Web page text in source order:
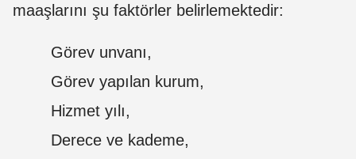
maaşlarını şu faktörler belirlemektedir:
Görev unvanı,
Görev yapılan kurum,
Hizmet yılı,
Derece ve kademe,